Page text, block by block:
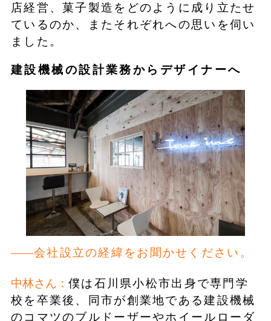
店経営、菓子製造をどのように成り立たせ
ているのか、またそれぞれへの思いを伺い
ました。
建設機械の設計業務からデザイナーへ
会社設立の経緯をお聞かせください。
中林さん： 僕は石川県小松市出身で専門学
校を卒業後、同市が創業地である建設機械
のコマツのブルドーザーやホイールローダ